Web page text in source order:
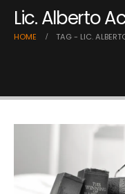
Lic. Alberto
HOME TAG - LIC.